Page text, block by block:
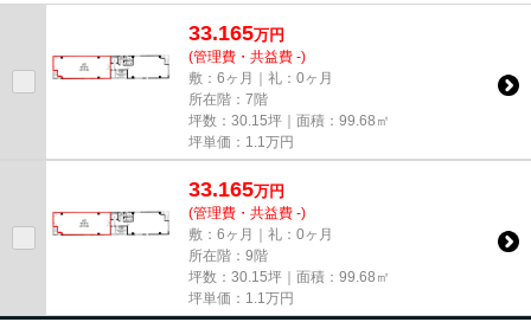
尚、弊社ではおとり広告は一切...
33.165万円
(管理費・共益費 -)
敷：6ヶ月｜礼：0ヶ月
所在階：7階
坪数：30.15坪｜面積：99.68㎡
坪単価： 1.1 万円
33.165万円
(管理費・共益費 -)
敷：6ヶ月｜礼：0ヶ月
所在階：9階
坪数：30.15坪｜面積：99.68㎡
坪単価： 1.1 万円